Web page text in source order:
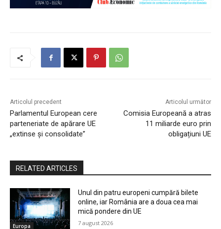
Articolul precedent
Parlamentul European cere
parteneriate de apărare UE
„extinse și consolidate”
Articolul următor
Comisia Europeană a atras
11 miliarde euro prin
obligațiuni UE
RELATED ARTICLES
Europa
Unul din patru europeni cumpără bilete
online, iar România are a doua cea mai
mică pondere din UE
7 august 2026